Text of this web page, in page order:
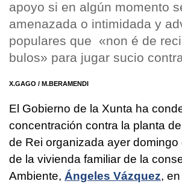
apoyo si en algún momento
amenazada o intimidada y
populares que «non é de
bulos» para jugar sucio
X.GAGO / M.BERAMENDI
El Gobierno de la Xunta ha
concentración contra la planta de
de Rei organizada ayer domingo
de la vivienda familiar de la
Ambiente, Ángeles Vázquez,